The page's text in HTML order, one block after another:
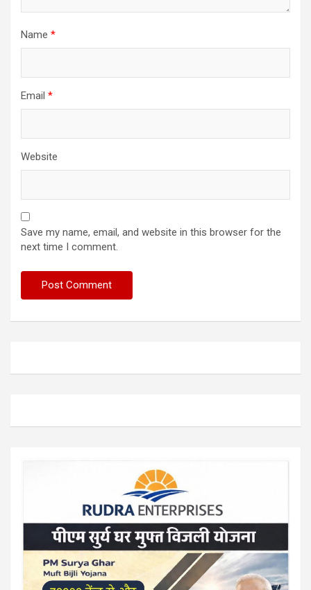
Name *
Email *
Website
Save my name, email, and website in this browser for the
next time I comment.